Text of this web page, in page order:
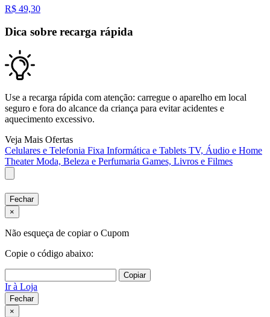
R$ 49,30
Dica sobre recarga rápida
Use a recarga rápida com atenção: carregue o aparelho em local
seguro e fora do alcance da criança para evitar acidentes e
aquecimento excessivo.
Veja Mais Ofertas
Celulares e Telefonia Fixa Informática e Tablets TV, Áudio e Home
TheaterModa, Beleza e Perfumaria Games, Livros e Filmes
Fechar
×
Não esqueça de copiar o Cupom
Copie o código abaixo:
Copiar
Ir à Loja
Fechar
×